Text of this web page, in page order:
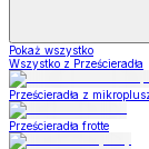
Pokaż wszystko
Wszystko z Prześcieradła
Prześcieradła z
Prześcieradła frotte